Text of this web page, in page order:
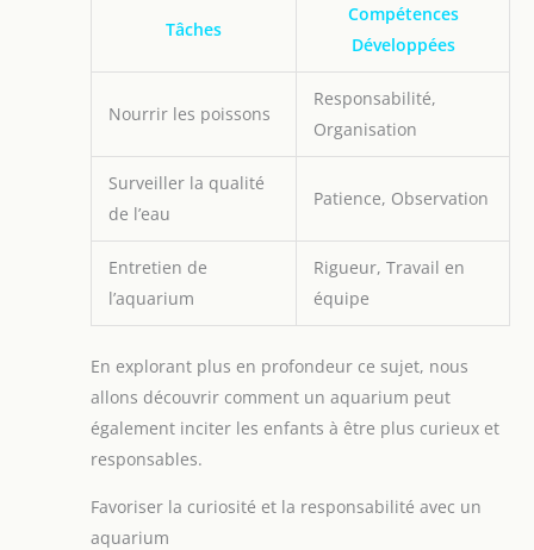
Tâches
Compétences
Développées
Nourrir les poissons
Responsabilité,
Organisation
Surveiller la qualité
de l’eau
Patience, Observation
Entretien de
l’aquarium
Rigueur, Travail en
équipe
En explorant plus en profondeur ce sujet, nous
allons découvrir comment un aquarium peut
également inciter les enfants à être plus curieux et
responsables.
Favoriser la curiosité et la responsabilité avec un
aquarium